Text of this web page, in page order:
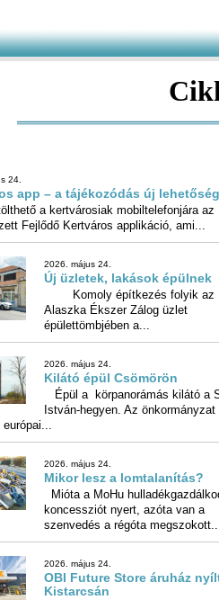
24.
app – a tájékozódás új
a kertvárosiak mobiltelefonjára az
Fejlődő Kertváros applikáció, ami...
2026. május 24.
Új üzletek, lakások épülnek
Komoly építkezés folyik az
Alaszka Ékszer Zálog üzlet
épülettömbjében a...
2026. május 24.
Kilátó épül Csömörön
Épül a körpanorámás kilátó a
István-hegyen. Az
európai...
2026. május 24.
Mikor lesz a lomtalanítás?
Mióta a MoHu
koncessziót nyert, azóta
szenvedés a régóta
2026. május 24.
OBI Future Store áruház
Kistarcsán